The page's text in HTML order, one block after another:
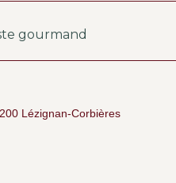
Lézignan-Corbières